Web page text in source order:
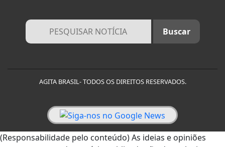
AGITA BRASIL- TODOS OS DIREITOS RESERVADOS.
(Responsabilidade pelo conteúdo) As ideias e opiniões